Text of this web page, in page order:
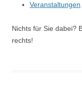
Veranstaltungen
Nichts für Sie dabei?
rechts!